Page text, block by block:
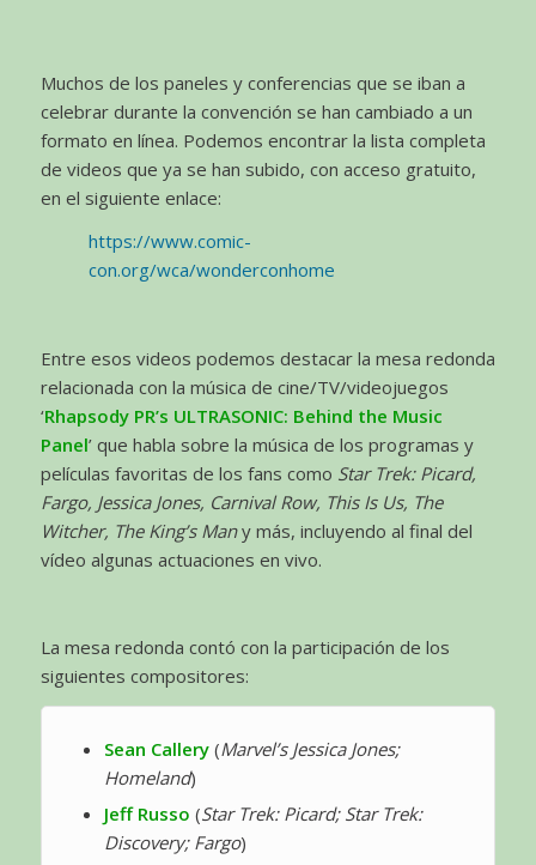
Muchos de los paneles y conferencias que se iban a
celebrar durante la convención se han cambiado a un
formato en línea. Podemos encontrar la lista completa
de videos que ya se han subido, con acceso gratuito,
en el siguiente enlace:
https://www.comic-
con.org/wca/wonderconhome
Entre esos videos podemos destacar la mesa redonda
relacionada con la música de cine/TV/videojuegos
‘Rhapsody PR’s ULTRASONIC: Behind the Music
Panel’ que habla sobre la música de los programas y
películas favoritas de los fans como Star Trek: Picard,
Fargo, Jessica Jones, Carnival Row, This Is Us, The
Witcher, The King’s Many más, incluyendo al final del
vídeo algunas actuaciones en vivo.
La mesa redonda contó con la participación de los
siguientes compositores:
Sean Callery(Marvel’s Jessica Jones;
Homeland)
Jeff Russo (Star Trek: Picard; Star Trek:
Discovery; Fargo)